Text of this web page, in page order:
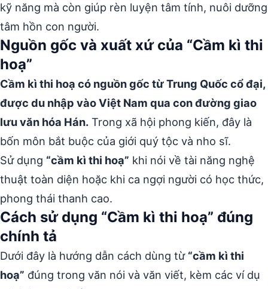
kỹ năng mà còn giúp rèn luyện tâm tính, nuôi dưỡng
tâm hồn con người.
Nguồn gốc và xuất xứ của “Cầm kì thi
hoạ”
Cầm kì thi hoạ có nguồn gốc từ Trung Quốc cổ đại,
được du nhập vào Việt Nam qua con đường giao
lưu văn hóa Hán. Trong xã hội phong kiến, đây là
bốn môn bắt buộc của giới quý tộc và nho sĩ.
Sử dụng “cầm kì thi hoạ” khi nói về tài năng nghệ
thuật toàn diện hoặc khi ca ngợi người có học thức,
phong thái thanh cao.
Cách sử dụng “Cầm kì thi hoạ” đúng
chính tả
Dưới đây là hướng dẫn cách dùng từ “cầm kì thi
hoạ” đúng trong văn nói và văn viết, kèm các ví dụ